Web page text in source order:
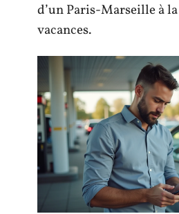
d’un Paris-Marseille à
vacances.